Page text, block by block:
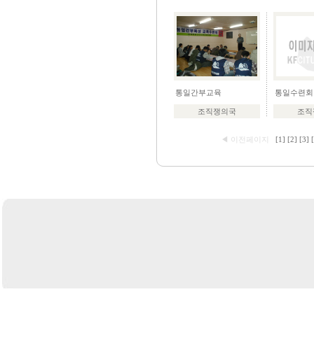
통일간부교육
조직쟁의국
통일수련회
조
◀ 이전페이지 [1] [2] [3]